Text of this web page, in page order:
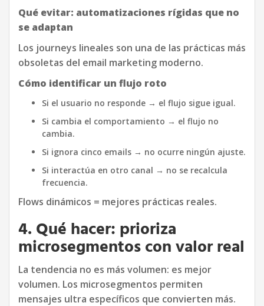
Qué evitar: automatizaciones rígidas que no
se adaptan
Los journeys lineales son una de las prácticas más
obsoletas del email marketing moderno.
Cómo identificar un flujo roto
Si el usuario no responde → el flujo sigue igual.
Si cambia el comportamiento → el flujo no
cambia.
Si ignora cinco emails → no ocurre ningún ajuste.
Si interactúa en otro canal → no se recalcula
frecuencia.
Flows dinámicos = mejores prácticas reales.
4. Qué hacer: prioriza
microsegmentos con valor real
La tendencia no es más volumen: es mejor
volumen. Los microsegmentos permiten
mensajes ultra específicos que convierten más.